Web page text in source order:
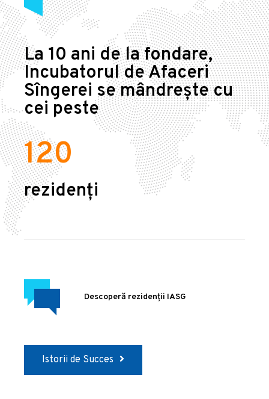
La 10 ani de la fondare,
Incubatorul de Afaceri
Sîngerei se mândrește cu
cei peste
120
rezidenți
Descoperă rezidenții IASG
Istorii de Succes